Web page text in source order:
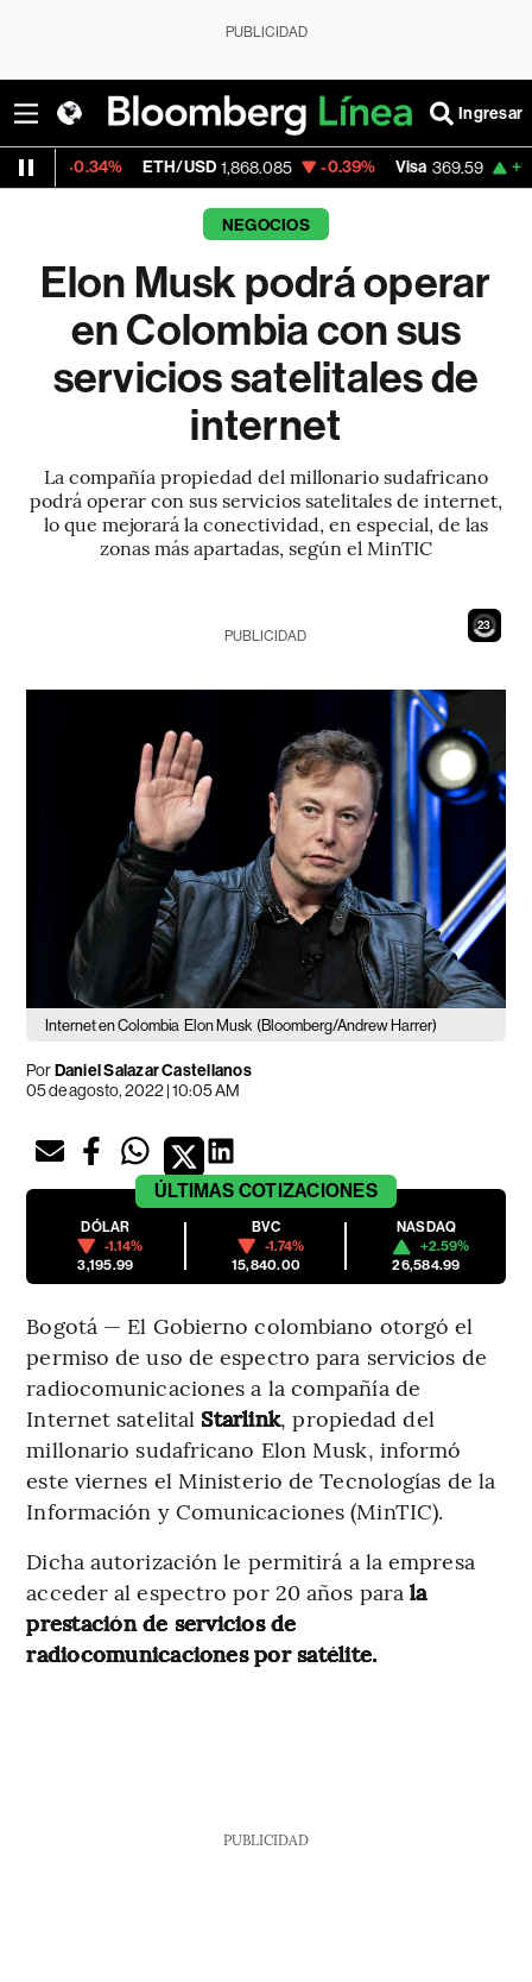
PUBLICIDAD
Ingresar
ETH/USD 1,868.085 -0.39% Visa 369.59 +1.07%
NEGOCIOS
Elon Musk podrá operar
en Colombia con sus
servicios satelitales de
internet
La compañía propiedad del millonario sudafricano
podrá operar con sus servicios satelitales de internet,
lo que mejorará la conectividad, en especial, de las
zonas más apartadas, según el MinTIC
21
PUBLICIDAD
Internet en Colombia Elon Musk (Bloomberg/Andrew Harrer)
PorDaniel Salazar Castellanos
05 de agosto, 2022 | 10:05 AM
ÚLTIMAS COTIZACIONES
DÓLAR
-1.14%
3,195.99
BVC
-1.74%
15,840.00
NASDAQ
+2.59%
26,584.99
Bogotá — El Gobierno colombiano otorgó el
permiso de uso de espectro para servicios de
radiocomunicaciones a la compañía de
Internet satelital Starlink, propiedad del
millonario sudafricano Elon Musk, informó
este viernes el Ministerio de Tecnologías de la
Información y Comunicaciones (MinTIC).
Dicha autorización le permitirá a la empresa
acceder al espectro por 20 años para la
prestación de servicios de
radiocomunicaciones por satélite.
PUBLICIDAD